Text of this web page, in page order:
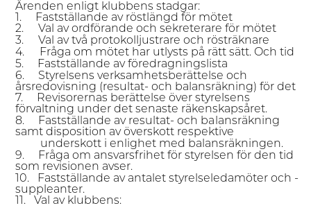
Ärenden enligt klubbens stadgar:
1.
Fastställande av röstlängd för mötet
2.
Val av ordförande och sekreterare för mötet
3.
Val av två protokolljustrare och rösträknare
4.
Fråga om mötet har utlysts på rätt sätt. Och tid
5.
Fastställande av föredragningslista
6.
Styrelsens verksamhetsberättelse och
årsredovisning (resultat- och balansräkning) för det
7.
Revisorernas berättelse över styrelsens
förvaltning under det senaste räkenskapsåret.
8.
Fastställande av resultat- och ba lansräkning
samt disposition avöverskott respektive
underskott i enlighet med balansräkningen.
9.
Fråga om ansvarsfrihet för styrelsen för den tid
som revisionen avser.
10.
Fastställande av antalet styrelseledamöter och -
suppleanter.
11.
Val av klubbens: